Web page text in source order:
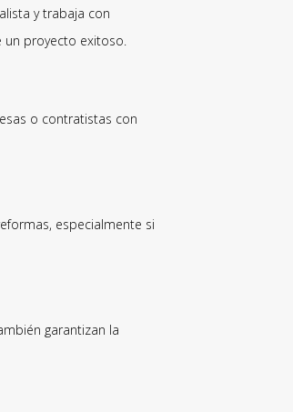
y trabaja con
un proyecto exitoso.
o contratistas con
especialmente si
garantizan la